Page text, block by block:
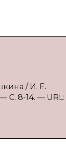
/ И. Е.
С. 8-14. — URL: